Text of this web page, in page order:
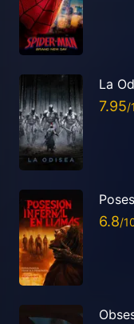
La
7.95
6.8